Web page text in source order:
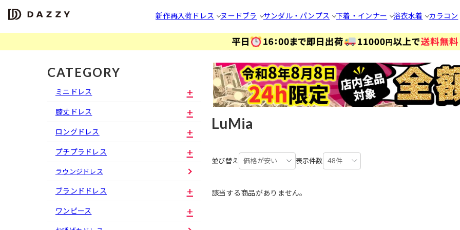
新作再入荷 ドレス ヌードブラ サンダル・パンプス 下着・インナー 浴衣水着 カラコン
CATEGORY
ミニドレス
膝丈ドレス
ロングドレス
プチプラドレス
ラウンジドレス
ブランドドレス
ワンピース
LuMia
並び替え 価格が安い 表示件数 48件
該当する商品がありません。